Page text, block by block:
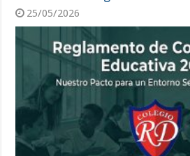
25/05/2026